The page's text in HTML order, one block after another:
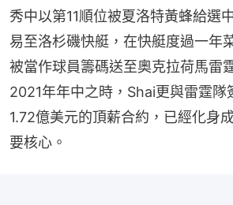
秀中以第11順位被夏洛特黃蜂給選
易至洛杉磯快艇，在快艇度過一年
被當作球員籌碼送至奧克拉荷馬雷
2021年年中之時，Shai更與雷霆隊
1.72億美元的頂薪合約，已經化身
要核心。